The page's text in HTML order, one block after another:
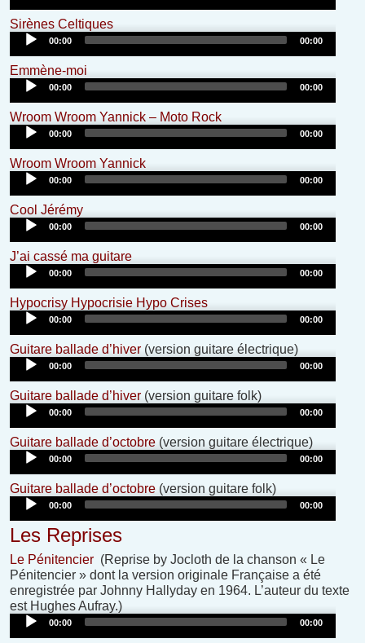
Sirènes CeltiquesAudio
Player
00:00 00:00
Emmène-moi
Player
00:00 00:00
Wroom Wroom Yannick – Moto RockAudio
Player
00:00 00:00
Wroom Wroom YannickAudio
Player
00:00 00:00
Cool JérémyAudio
Player
00:00 00:00
J’ai cassé ma guitareAudio
Player
00:00 00:00
Hypocrisy Hypocrisie Hypo CrisesAudio
Player
00:00 00:00
Guitare ballade d’hiver (version guitare électrique)Audio
Player
00:00 00:00
Guitare ballade d’hiver (version guitare folk)Audio
Player
00:00 00:00
Guitare ballade d’octobre (version guitare électrique)Audio
Player
00:00 00:00
Guitare ballade d’octobre (version guitare folk)Audio
Player
00:00 00:00
Les Reprises
Le Pénitencier (Reprise by Jocloth de la chanson « Le
Pénitencier » dont la version originale Française a été
enregistrée par Johnny Hallyday en 1964. L’auteur du texte
est Hughes Aufray.)Audio
Player
00:00 00:00